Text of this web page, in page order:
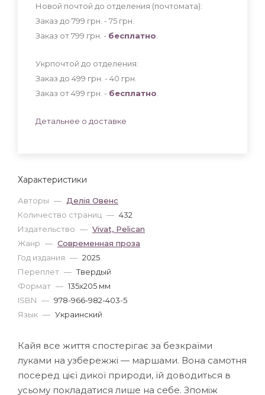
Характеристики
Авторы — Делія Овенс
Количество страниц — 432
Издательство — Vivat, Pelican
Жанр — Современная проза
Год издания — 2025
Переплет — Твердый
Формат — 135x205 мм
ISBN — 978-966-982-403-5
Язык — Украинский
Новой почтой до отделения (почтомата):
Заказ до 799 грн. - 75 грн
Заказ от 799 грн. - бесплатно
Укрпочтой до отделения:
Заказ до 499 грн. - 40 грн
Заказ от 499 грн. - бесплатно
Детальнее о доставке
Кайя все життя спостерігає за безкраїми
луками на узбережжі — маршами. Вона самотня
посеред цієї дикої природи, їй доводиться в
усьому покладатися лише на себе. Зпоміж